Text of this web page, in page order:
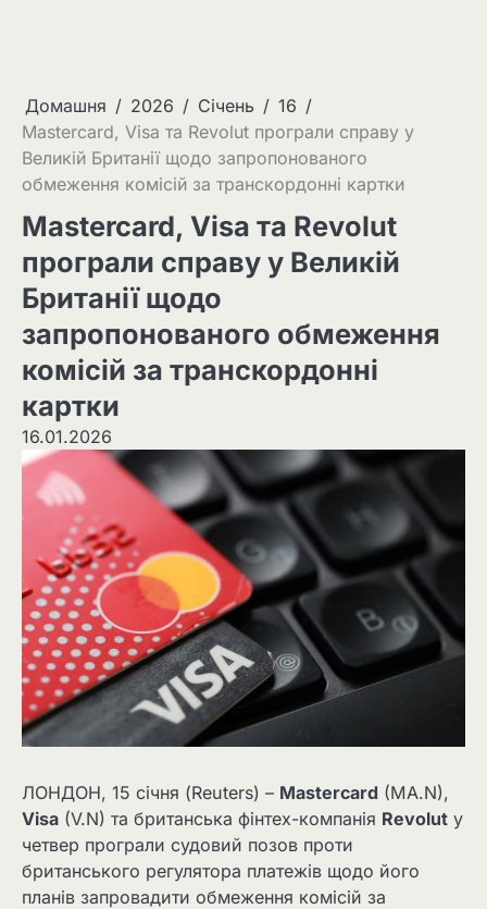
Домашня 2026 Січень
16
Mastercard, Visa та Revolut програли справу у
Великій Британії щодо запропонованого
обмеження комісій за транскордонні картки
Mastercard, Visa та Revolut
програли справу у Великій
Британії щодо
запропонованого обмеження
комісій за транскордонні
картки
16.01.2026
ЛОНДОН, 15 січня (Reuters) – Mastercard (MA.N),
Visa (V.N) та британська фінтех-компанія Revolut у
четвер програли судовий позов проти
британського регулятора платежів щодо його
планів запровадити обмеження комісій за